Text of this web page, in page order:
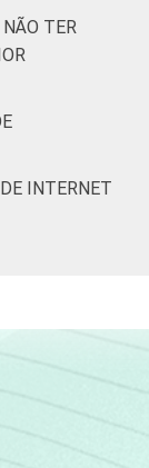
TER
INTERNET